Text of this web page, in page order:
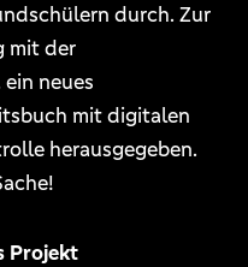
durch. Zur
mit der
neues
mit digitalen
herausgegeben.
Projekt